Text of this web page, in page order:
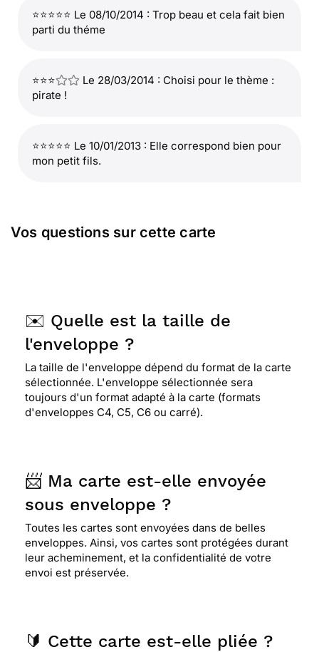
⭐⭐⭐⭐⭐ Le 08/10/2014 : Trop beau et cela fait bien
parti du théme
⭐⭐⭐
Le 28/03/2014 : Choisi pour le thème :
pirate !
⭐⭐⭐⭐⭐ Le 10/01/2013 : Elle correspond bien pour
mon petit fils.
Vos questions sur cette carte
✉️ Quelle est la taille de
l'enveloppe ?
La taille de l'enveloppe dépend du format de la carte
sélectionnée. L'enveloppe sélectionnée sera
toujours d'un format adapté à la carte (formats
d'enveloppes C4, C5, C6 ou carré).
📨 Ma carte est-elle envoyée
sous enveloppe ?
Toutes les cartes sont envoyées dans de belles
enveloppes. Ainsi, vos cartes sont protégées durant
leur acheminement, et la confidentialité de votre
envoi est préservée.
🔰 Cette carte est-elle pliée ?